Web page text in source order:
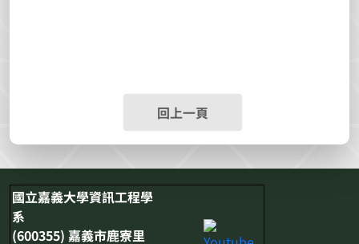
回上一頁
國立嘉義大學資訊工程學
系
(600355) 嘉義市鹿寮里